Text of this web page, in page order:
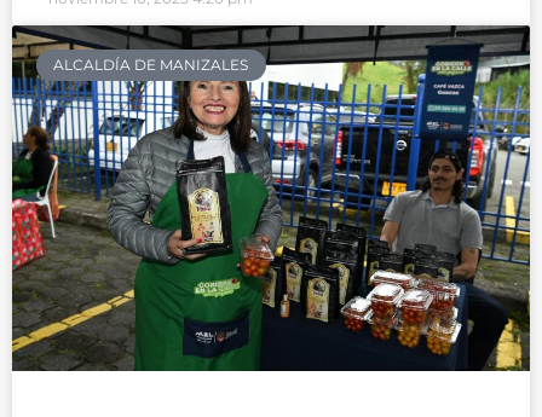
ALCALDÍA DE MANIZALES